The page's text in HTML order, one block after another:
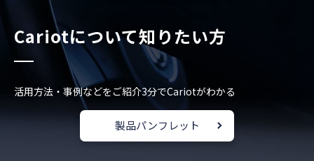
Cariotについて知りたい方
活用方法・事例などをご紹介3分でCariotがわかる
製品パンフレット